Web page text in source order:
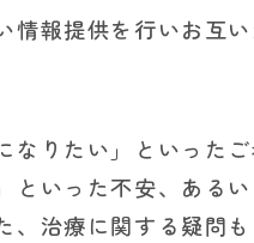
報提供を行いお互
りたい」といった
いった不安、ある
治療に関する疑問